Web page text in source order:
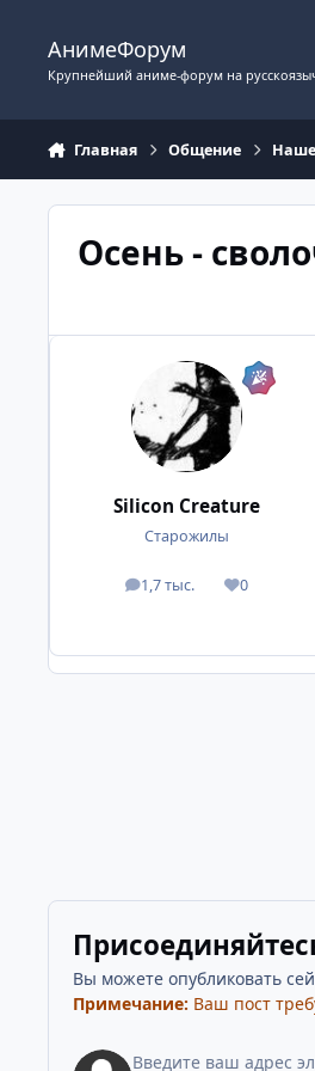
АнимеФорум
Крупнейший аниме-форум на
Главная Общение Наше
Осень -
Silicon Creature
Старожилы
1,7 тыс.
посты 0
Репутация
Вы можете опубликовать
Примечание: Ваш пост